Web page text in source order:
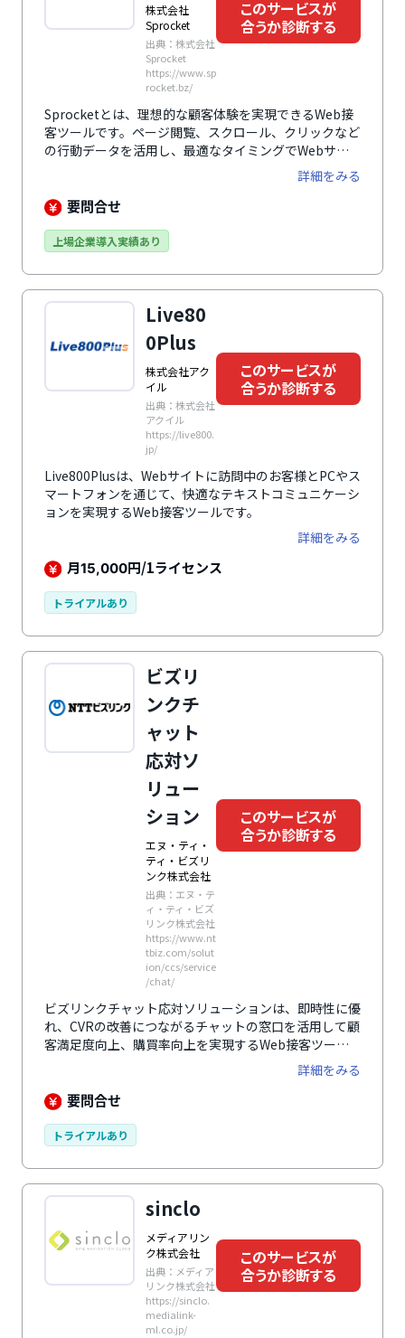
株式会社
Sprocket
出典：株式会社
Sprocket
https://www.sp
rocket.bz/
このサービスが
合うか診断する
Sprocketとは、理想的な顧客体験を実現できるWeb接
客ツールです。ページ閲覧、スクロール、クリックなど
の行動データを活用し、最適なタイミングでWebサイ
ト上に接客ポップアップを表示。ユーザーの態度変容を
促し、購入や申し込みなどのCV率向上や離脱率の低下
に貢献します。
詳細をみる
要問合せ
上場企業導入実績あり
Live80
0Plus
株式会社アク
イル
出典：株式会社
アクイル
https://live800.
jp/
このサービスが
合うか診断する
Live800Plusは、Webサイトに訪問中のお客様とPCやス
マートフォンを通じて、快適なテキストコミュニケーシ
ョンを実現するWeb接客ツールです。
詳細をみる
月15,000円/1ライセンス
トライアルあり
ビズリ
ンクチ
ャット
応対ソ
リュー
ション
エヌ・ティ・
ティ・ビズリ
ンク株式会社
出典：エヌ・テ
ィ・ティ・ビズ
リンク株式会社
https://www.nt
tbiz.com/solut
ion/ccs/service
/chat/
このサービスが
合うか診断する
ビズリンクチャット応対ソリューションは、即時性に優
れ、CVRの改善につながるチャットの窓口を活用して顧
客満足度向上、購買率向上を実現するWeb接客ツール
詳細をみる
要問合せ
トライアルあり
sinclo
メディアリン
ク株式会社
出典：メディア
リンク株式会社
https://sinclo.
medialink-
ml.co.jp/
このサービスが
合うか診断する